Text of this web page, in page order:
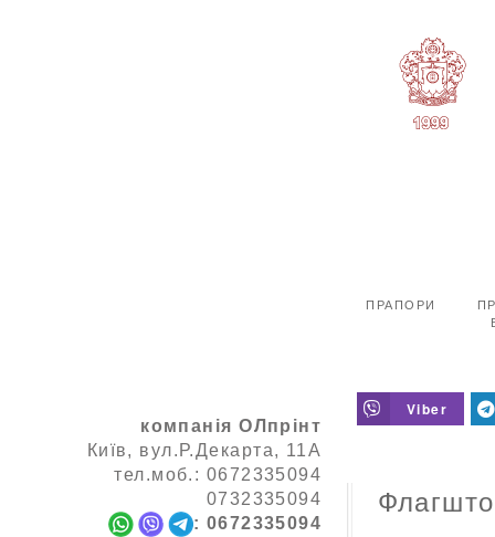
ПРАПОРИ
Viber
компанія ОЛпрінт
Київ, вул.Р.Декарта, 11А
тел.моб.: 0672335094
0732335094
: 0672335094